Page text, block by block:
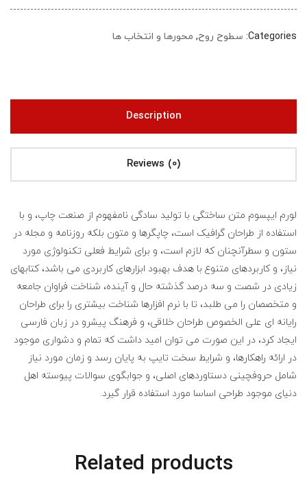
Categories: سطوح روح, محورها و انتخاب ها
Description
Reviews (0)
لورم ایپسوم متن ساختگی با تولید سادگی نامفهوم از صنعت چاپ، و با
استفاده از طراحان گرافیک است، چاپگرها و متون بلکه روزنامه و مجله در
ستون و سطرآنچنان که لازم است، و برای شرایط فعلی تکنولوژی مورد
نیاز، و کاربردهای متنوع با هدف بهبود ابزارهای کاربردی می باشد، کتابهای
زیادی در شصت و سه درصد گذشته حال و آینده، شناخت فراوان جامعه
و متخصصان را می طلبد، تا با نرم افزارها شناخت بیشتری را برای طراحان
رایانه ای علی الخصوص طراحان خلاقی، و فرهنگ پیشرو در زبان فارسی
ایجاد کرد، در این صورت می توان امید داشت که تمام و دشواری موجود
در ارائه راهکارها، و شرایط سخت تایپ به پایان رسد و زمان مورد نیاز
شامل حروفچینی دستاوردهای اصلی، و جوابگوی سوالات پیوسته اهل
دنیای موجود طراحی اساسا مورد استفاده قرار گیرد.
Related products